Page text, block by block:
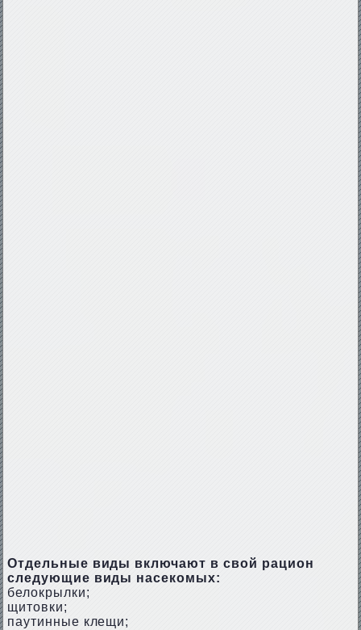
Отдельные виды включают в свой рацион
следующие виды насекомых:
белокрылки;
щитовки;
паутинные клещи;